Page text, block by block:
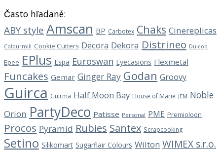
Často hľadané:
ABY style Amscan BP Carbotex Chaks Cinereplicas
Colourmill Cookie Cutters Decora Dekora Distrineo Dulcop
Epee EPlus Espa Euroswan Eyecasions Flexmetal
Funcakes Gemar Ginger Ray Godan Groovy
Guirca Guirma Half Moon Bay House of Marie JEM Noble
Orion PartyDeco Patisse Personal PME Premioloon
Procos Pyramid Rubies Santex Scrapcooking
Setino Silikomart Sugarflair Colours Wilton WIMEX s.r.o.